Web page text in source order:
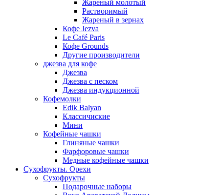
Жареный молотый
Растворимый
Жареный в зернах
Кофе Jezva
Le Café Paris
Кофе Grounds
Другие производители
джезва для кофе
Джезва
Джезва с песком
Джезва индукционной
Кофемолки
Edik Balyan
Классичиские
Мини
Кофейные чашки
Глиняные чашки
Фарфоровые чашки
Медные кофейные чашки
Сухофрукты. Орехи
Сухофрукты
Подарочные наборы